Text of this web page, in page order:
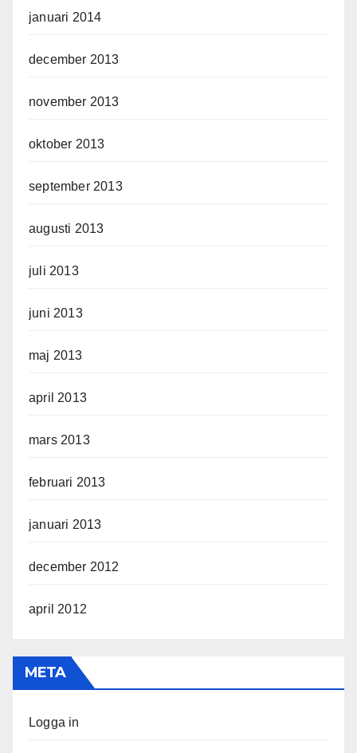
januari 2014
december 2013
november 2013
oktober 2013
september 2013
augusti 2013
juli 2013
juni 2013
maj 2013
april 2013
mars 2013
februari 2013
januari 2013
december 2012
april 2012
META
Logga in